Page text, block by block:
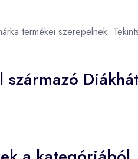
termékei szerepelnek.